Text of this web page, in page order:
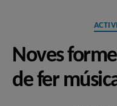
Noves
de fer